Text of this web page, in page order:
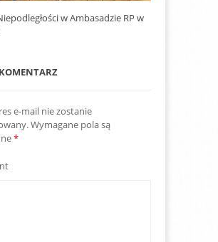
w Ambasadzie RP w
e-mail nie zostanie
Wymagane pola są
*